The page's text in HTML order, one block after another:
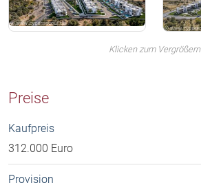
Klicken zum Vergrößern
Preise
Kaufpreis
312.000 Euro
Provision